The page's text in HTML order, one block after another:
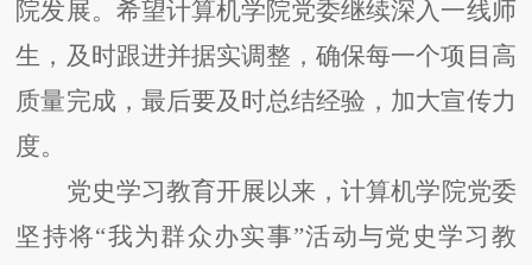
院发展。希望计算机学院党委继续深入一线师
生，及时跟进并据实调整，确保每一个项目高
质量完成，最后要及时总结经验，加大宣传力
度。
党史学习教育开展以来，计算机学院党委
坚持将“我为群众办实事”活动与党史学习教